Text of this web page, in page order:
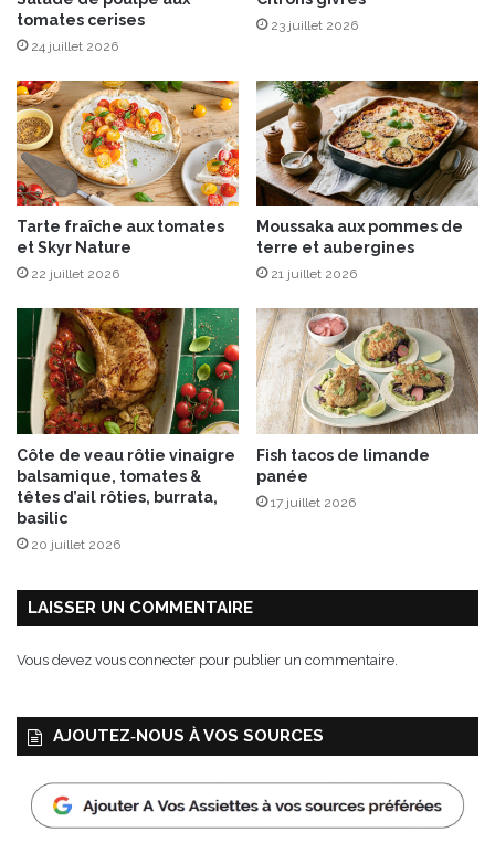
n
M
r
l
o
t
R
o
u
g
e
M
a
z
e
t
a
S
u
c
i
s
s
e
d
e
M
l
i
a
r
d
tomates cerises
24 juillet 2026
23 juillet 2026
Tarte fraîche aux tomates
et Skyr Nature
22 juillet 2026
Moussaka aux pommes de
terre et aubergines
21 juillet 2026
Côte de veau rôtie vinaigre
balsamique, tomates &
têtes d’ail rôties, burrata,
basilic
20 juillet 2026
Fish tacos de limande
panée
17 juillet 2026
LAISSER UN COMMENTAIRE
Vous devez vous connecter pour publier un commentaire.
AJOUTEZ‑NOUS À VOS SOURCES